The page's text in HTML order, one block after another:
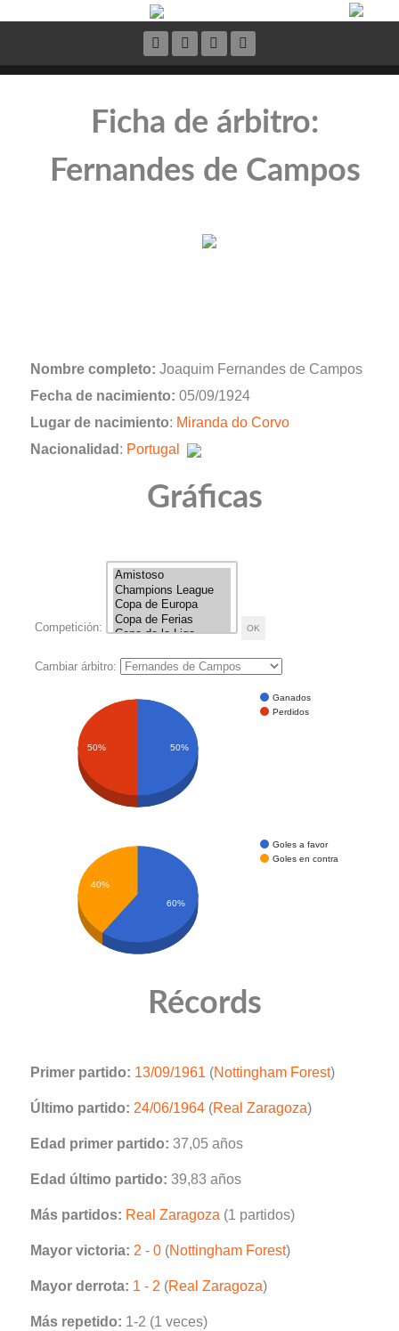
Ficha de árbitro:
Fernandes de Campos
Nombre completo: Joaquim Fernandes de Campos
Fecha de nacimiento: 05/09/1924
Lugar de nacimiento: Miranda do Corvo
Nacionalidad : Portugal
Gráficas
Competición:
Cambiar árbitro:
Ganados
Perdidos
50% 50%
Goles a favor
Goles en contra
40%
60%
Récords
Primer partido: 13/09/1961 (Nottingham Forest)
Último partido: 24/06/1964 (Real Zaragoza)
Edad primer partido: 37,05 años
Edad último partido: 39,83 años
Más partidos: Real Zaragoza (1 partidos)
Mayor victoria: 2 - 0 (Nottingham Forest)
Mayor derrota: 1 - 2 (Real Zaragoza)
Más repetido: 1-2 (1 veces)